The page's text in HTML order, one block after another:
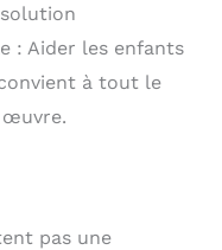
: Aider les enfants
à tout le
œuvre.
pas une